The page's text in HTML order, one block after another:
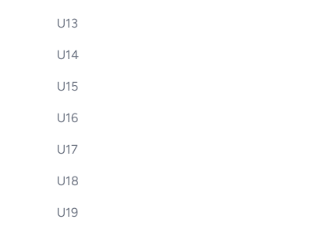
U13
U14
U15
U16
U17
U18
U19